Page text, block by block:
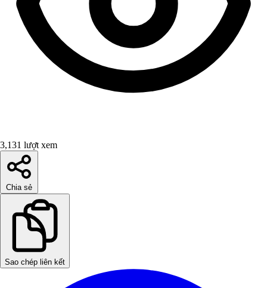
3,131 lượt xem
Chia sẻ
Sao chép liên kết